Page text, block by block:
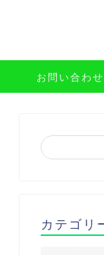
お問い合わせ
カテゴリ